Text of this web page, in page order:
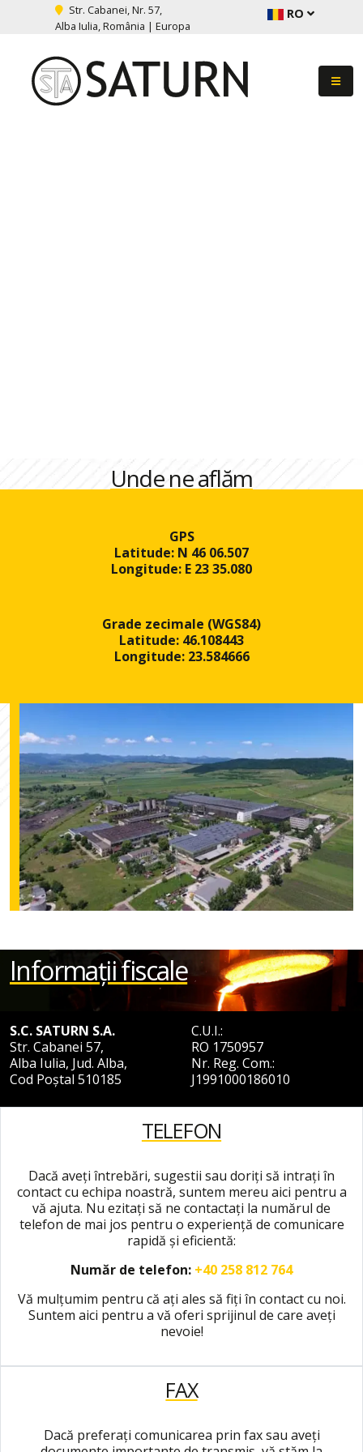
Str. Cabanei, Nr. 57,
Alba Iulia, România | Europa
RO
Unde ne aflăm
GPS
Latitude: N 46 06.507
Longitude: E 23 35.080
Grade zecimale (WGS84)
Latitude: 46.108443
Longitude: 23.584666
Informații fiscale
S.C. SATURN S.A.
Str. Cabanei 57,
Alba Iulia, Jud. Alba,
Cod Poștal 510185
C.U.I.:
RO 1750957
Nr. Reg. Com.:
J1991000186010
TELEFON
Dacă aveți întrebări, sugestii sau doriți să intrați în
contact cu echipa noastră, suntem mereu aici pentru a
vă ajuta. Nu ezitați să ne contactați la numărul de
telefon de mai jos pentru o experiență de comunicare
rapidă și eficientă:
Număr de telefon: +40 258 812 764
Vă mulțumim pentru că ați ales să fiți în contact cu noi.
Suntem aici pentru a vă oferi sprijinul de care aveți
nevoie!
FAX
Dacă preferați comunicarea prin fax sau aveți